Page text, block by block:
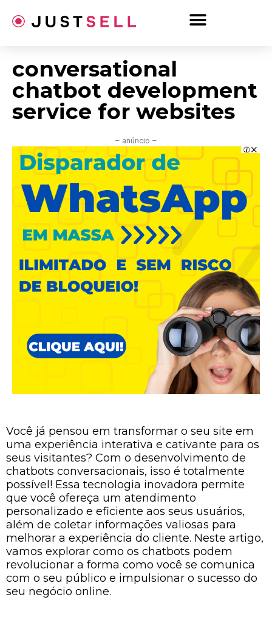
para
conversational
chatbot development
service for websites
– anúncio –
Você já pensou em transformar o seu site em
uma experiência interativa e cativante para os
seus visitantes? Com o desenvolvimento de
chatbots conversacionais, isso é totalmente
possível! Essa tecnologia inovadora permite
que você ofereça um atendimento
personalizado e eficiente aos seus usuários,
além de coletar informações valiosas para
melhorar a experiência do cliente. Neste artigo,
vamos explorar como os chatbots podem
revolucionar a forma como você se comunica
com o seu público e impulsionar o sucesso do
seu negócio online.